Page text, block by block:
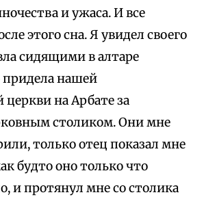
и ужаса. И все
этого сна. Я увидел своего
сидящими в алтаре
придела нашей
на Арбате за
столиком. Они мне
только отец показал мне
будто оно только что
и протянул мне со столика